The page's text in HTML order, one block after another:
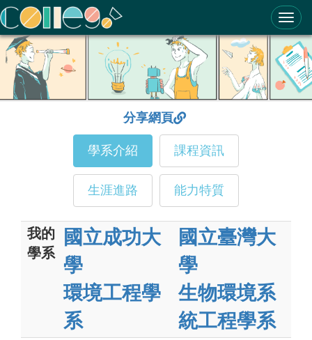
ColleGo! 大學選才與高中育才輔助系統
分享網頁
學系介紹 課程資訊
生涯進路 能力特質
我的
學系
國立成功大
學
環境工程學
系
國立臺灣大
學
生物環境系
統工程學系